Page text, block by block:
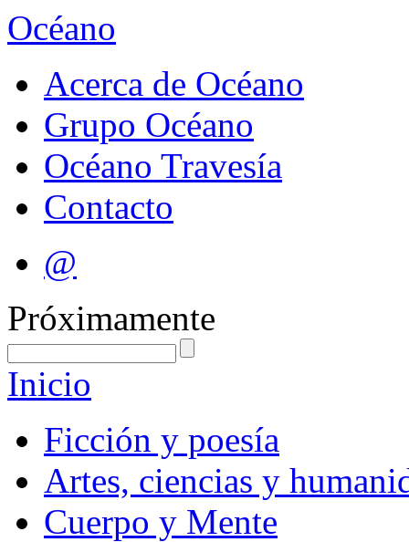
Océano
Acerca de Océano
Grupo Océano
Océano Travesía
Contacto
@
Próximamente
Inicio
Ficción y poesía
Artes, ciencias y
Cuerpo y Mente